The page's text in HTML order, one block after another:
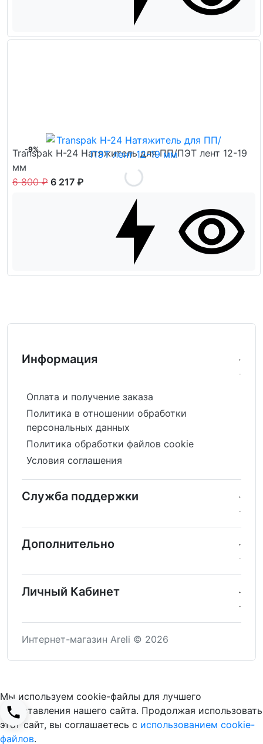
-9%
Transpak H-24 Натяжитель для ПП/ПЭТ лент 12-19
мм
6 800 ₽ 6 217 ₽
Информация
Оплата и получение заказа
Политика в отношении обработки
персональных данных
Политика обработки файлов cookie
Условия соглашения
Служба поддержки
Дополнительно
Личный Кабинет
Интернет-магазин Areli © 2026
Мы используем cookie-файлы для лучшего
представления нашего сайта. Продолжая использовать
этот сайт, вы соглашаетесь с использованием cookie-
файлов.